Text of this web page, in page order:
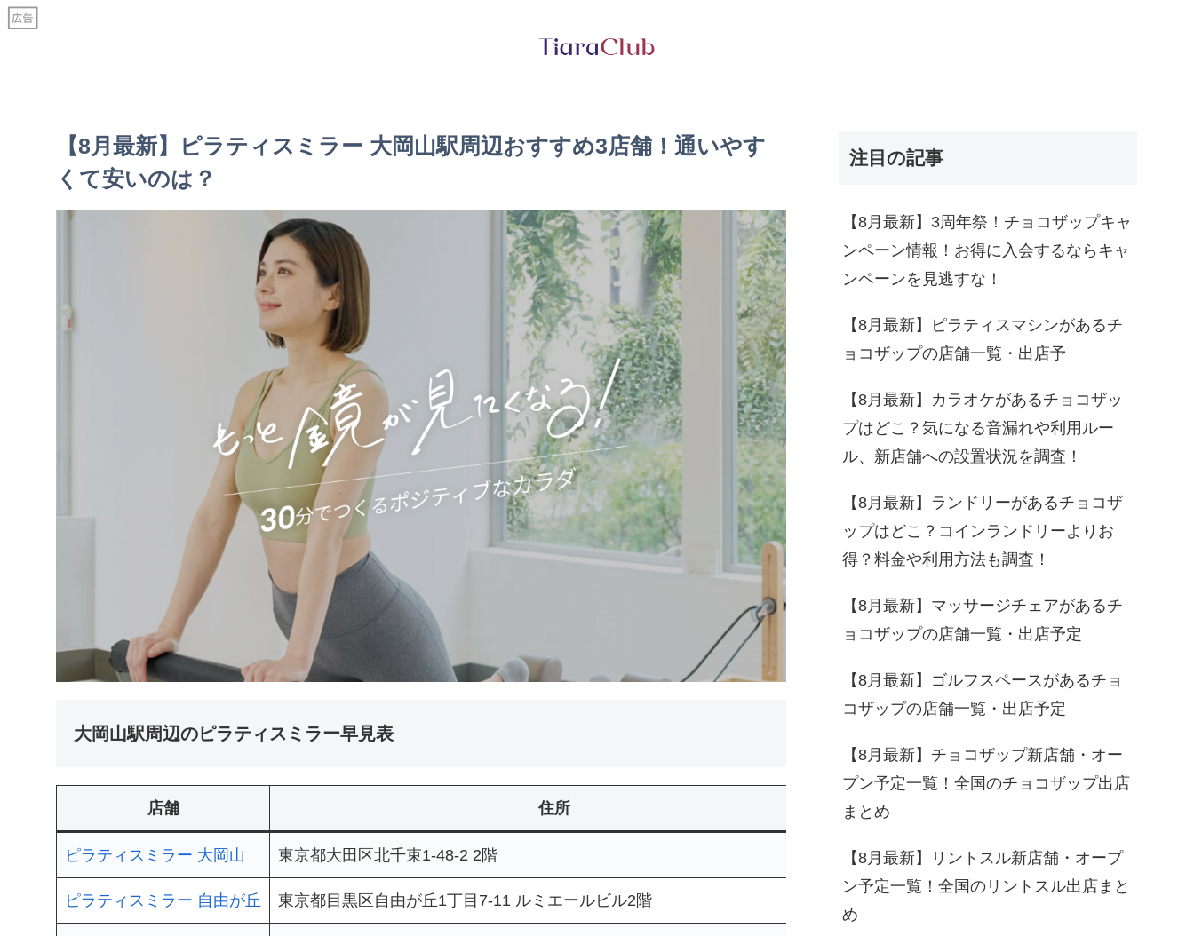
【8月最新】ピラティスミラー 大岡山駅周辺おすすめ3店舗！通いやす
くて安いのは？
大岡山駅周辺のピラティスミラー早見表
店舗 住所 公式サイト・詳細
ピラティスミラー 大岡山 東京都大田区北千束1-48-2 2階 くわしく見る
ピラティスミラー 自由が丘 東京都目黒区自由が丘1丁目7-11 ルミエールビル2階
注目の記事
【8月最新】3周年祭！チョコザップキャ
ンペーン情報！お得に入会するならキャ
ンペーンを見逃すな！
【8月最新】ピラティスマシンがあるチ
ョコザップの店舗一覧・出店予
【8月最新】カラオケがあるチョコザッ
プはどこ？気になる音漏れや利用ルー
ル、新店舗への設置状況を調査！
【8月最新】ランドリーがあるチョコザ
ップはどこ？コインランドリーよりお
得？料金や利用方法も調査！
【8月最新】マッサージチェアがあるチ
ョコザップの店舗一覧・出店予定
【8月最新】ゴルフスペースがあるチョ
コザップの店舗一覧・出店予定
【8月最新】チョコザップ新店舗・オー
プン予定一覧！全国のチョコザップ出店
まとめ
【8月最新】リントスル新店舗・オープ
ン予定一覧！全国のリントスル出店まと
め